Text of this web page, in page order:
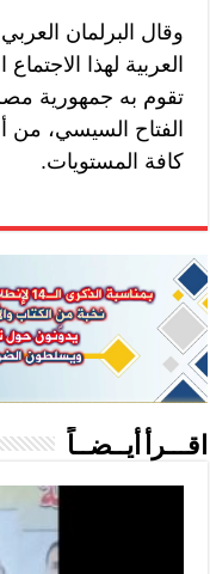
وقال البرلمان
العربية لهذا
تقوم به جمهورية
الفتاح السيسي، من
كافة المستويات.
اقـــرأ أيــضــاً